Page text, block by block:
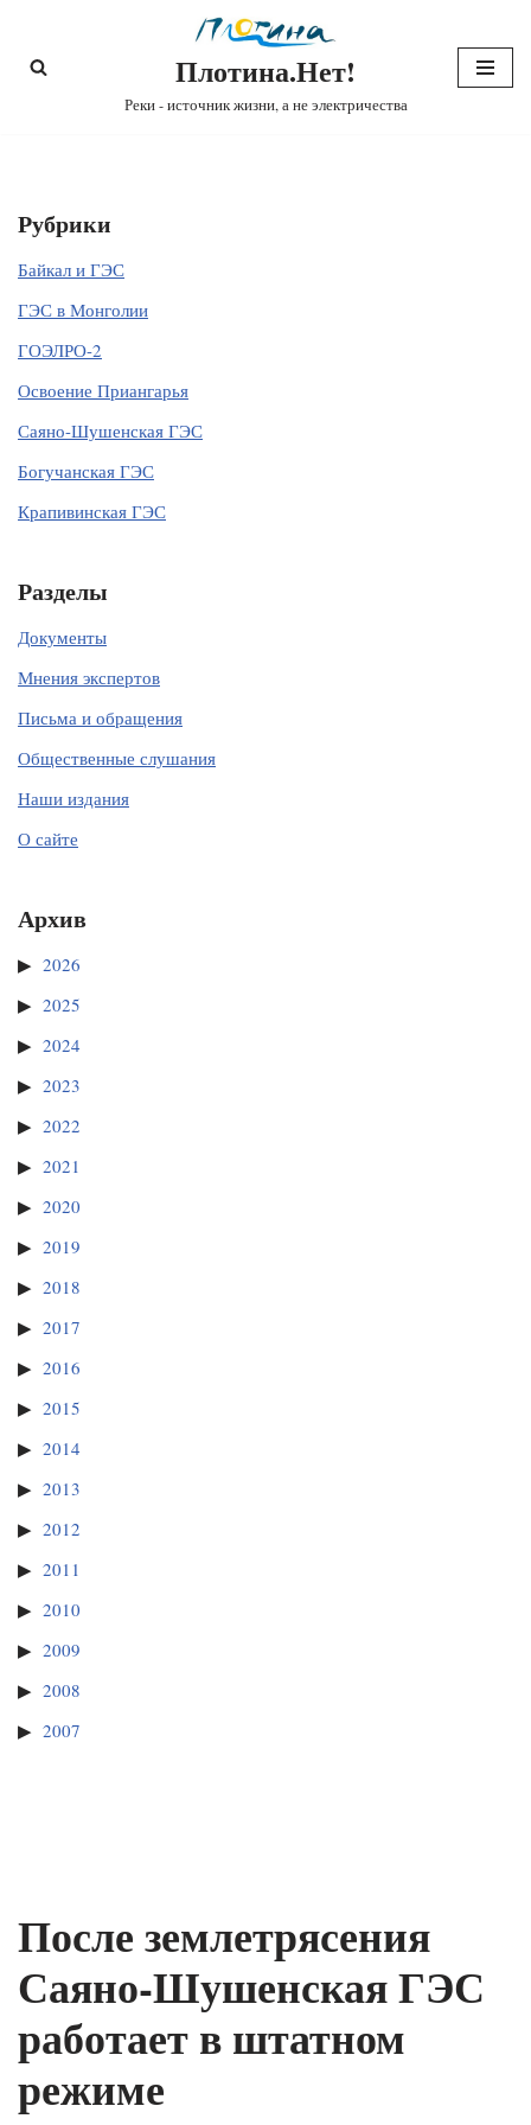
Перейти
Плотина.Нет!
Реки - источник жизни, а не электричества
Рубрики
Байкал и ГЭС
ГЭС в Монголии
ГОЭЛРО-2
Освоение Приангарья
Саяно-Шушенская ГЭС
Богучанская ГЭС
Крапивинская ГЭС
Разделы
Документы
Мнения экспертов
Письма и обращения
Общественные слушания
Наши издания
О сайте
Архив
2026
2025
2024
2023
2022
2021
2020
2019
2018
2017
2016
2015
2014
2013
2012
2011
2010
2009
2008
2007
После землетрясения
Саяно-Шушенская ГЭС
работает в штатном
режиме